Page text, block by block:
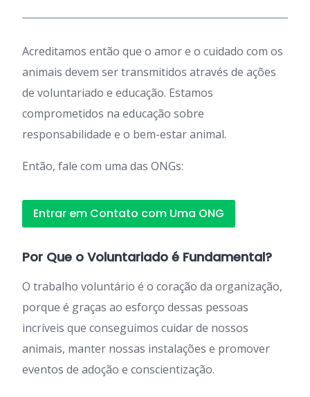
Acreditamos então que o amor e o cuidado com os
animais devem ser transmitidos através de ações
de voluntariado e educação. Estamos
comprometidos na educação sobre
responsabilidade e o bem-estar animal.
Então, fale com uma das ONGs:
Entrar em Contato com Uma ONG
Por Que o Voluntariado é Fundamental?
O trabalho voluntário é o coração da organização,
porque é graças ao esforço dessas pessoas
incríveis que conseguimos cuidar de nossos
animais, manter nossas instalações e promover
eventos de adoção e conscientização.